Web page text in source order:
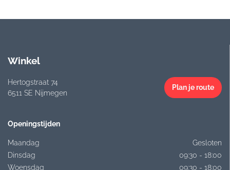
Winkel
Hertogstraat 74
6511 SE Nijmegen
Plan je route
Openingstijden
Maandag
Gesloten
Dinsdag
09:30 - 18:00
Woensdag
09:30 - 18:00